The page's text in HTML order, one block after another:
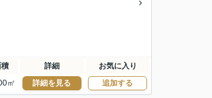
詳細 お気に入り
㎡ 詳細を見る 追加する